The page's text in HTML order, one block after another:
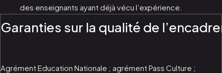
des enseignants ayant déjà vécu l’expérience.
Garanties sur la qualité de
Agrément Education Nationale ; agrément Pass Culture ;